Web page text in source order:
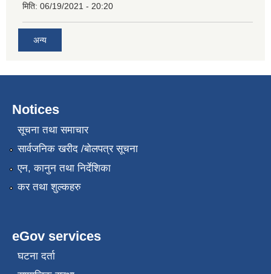
मिति: 06/19/2021 - 20:20
अन्य
Notices
सूचना तथा समाचार
सार्वजनिक खरीद /बोलपत्र सूचना
एन, कानुन तथा निर्देशिका
कर तथा शुल्कहरु
eGov services
घटना दर्ता